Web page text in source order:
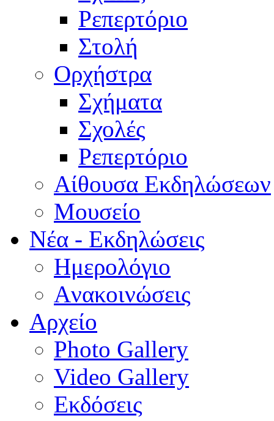
Ρεπερτόριο
Στολή
Ορχήστρα
Σχήματα
Σχολές
Ρεπερτόριο
Aίθουσα Εκδηλώσεων
Μουσείο
Νέα - Εκδηλώσεις
Ημερολόγιο
Aνακοινώσεις
Αρχείο
Photo Gallery
Video Gallery
Εκδόσεις